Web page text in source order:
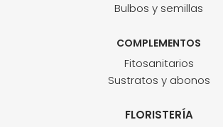
Bulbos y semillas
COMPLEMENTOS
Fitosanitarios
Sustratos y abonos
FLORISTERÍA